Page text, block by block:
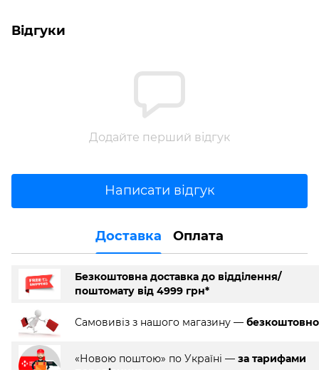
Відгуки
Додайте перший відгук
Написати відгук
Доставка Оплата
Безкоштовна доставка до відділення/
поштомату від 4999 грн*
Самовивіз з нашого магазину — безкоштовно
«Новою поштою» по Україні — за тарифами